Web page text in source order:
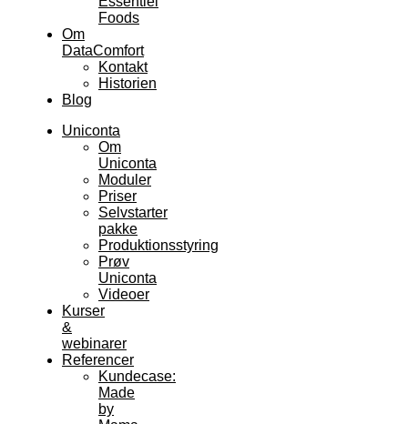
Foods
Om
DataComfort
Kontakt
Historien
Blog
Uniconta
Om
Uniconta
Moduler
Priser
Selvstarter
pakke
Produktionsstyring
Prøv
Uniconta
Videoer
Kurser
&
webinarer
Referencer
Kundecase:
Made
by